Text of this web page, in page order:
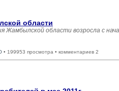
области
Жамбылской области возросла с
• 199953 просмотра • комментариев 2